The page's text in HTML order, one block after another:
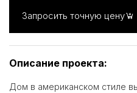
Запросить точную цену
Описание проекта:
Дом в американском стиле